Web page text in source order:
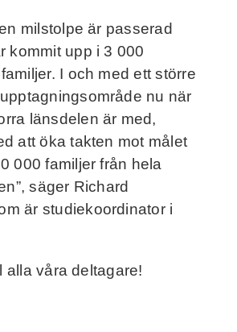
milstolpe är passerad
kommit upp i 3 000
I och med ett större
nu när
länsdelen är med,
att öka takten mot målet
000 familjer från hela
säger Richard
är studiekoordinator i
alla våra deltagare!